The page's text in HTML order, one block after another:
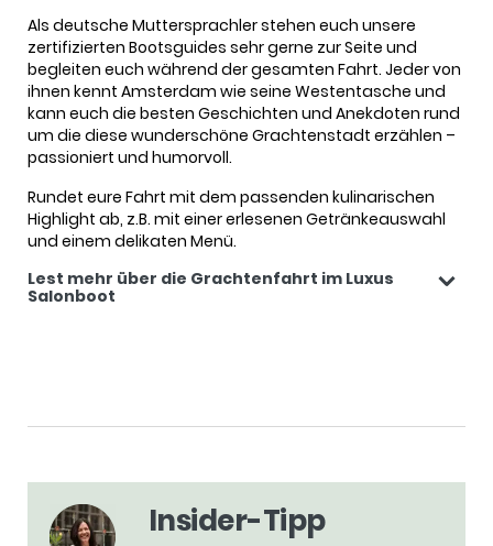
Als deutsche Muttersprachler stehen euch unsere
zertifizierten Bootsguides sehr gerne zur Seite und
begleiten euch während der gesamten Fahrt. Jeder von
ihnen kennt Amsterdam wie seine Westentasche und
kann euch die besten Geschichten und Anekdoten rund
um die diese wunderschöne Grachtenstadt erzählen –
passioniert und humorvoll.
Rundet eure Fahrt mit dem passenden kulinarischen
Highlight ab, z.B. mit einer erlesenen Getränkeauswahl
und einem delikaten Menü.
Lest mehr über die Grachtenfahrt im Luxus
Salonboot
Insider-Tipp